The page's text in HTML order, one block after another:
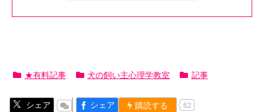
★有料記事 犬の飼い主心理学教室 記事
シェア シェア 購読する 62